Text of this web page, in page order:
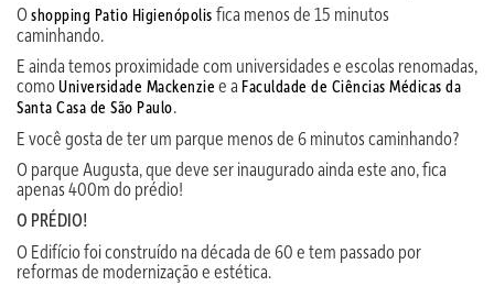
Oshopping Patio Higienópolis fica menos de 15 minutos
caminhando.
E ainda temos proximidade com universidades e escolas renomadas,
comoUniversidade Mackenzie e a Faculdade de Ciências Médicas da
Santa Casa de São Paulo.
E você gosta de ter um parque menos de 6 minutos caminhando?
O parque Augusta, que deve ser inaugurado ainda este ano, fica
apenas 400m do prédio!
O PRÉDIO!
O Edifício foi construído na década de 60 e tem passado por
reformas de modernização e estética.